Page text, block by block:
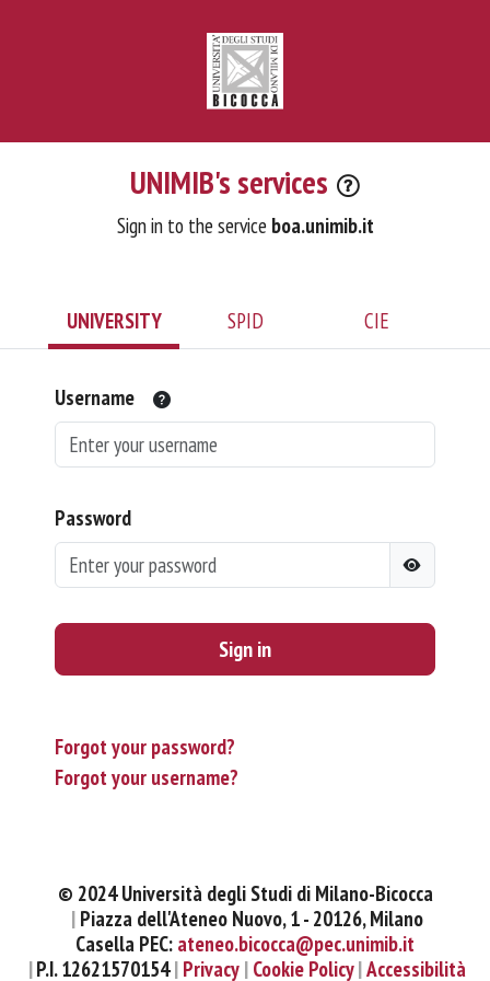
UNIMIB's services
Sign in to the service boa.unimib.it
UNIVERSITY SPID CIE
Username
Password
Sign in
Forgot your password?
Forgot your username?
© 2024 Università degli Studi di Milano-Bicocca
Piazza dell'Ateneo Nuovo, 1 - 20126, Milano
Casella PEC: ateneo.bicocca@pec.unimib.it
P.I. 12621570154 Privacy Cookie Policy Accessibilità